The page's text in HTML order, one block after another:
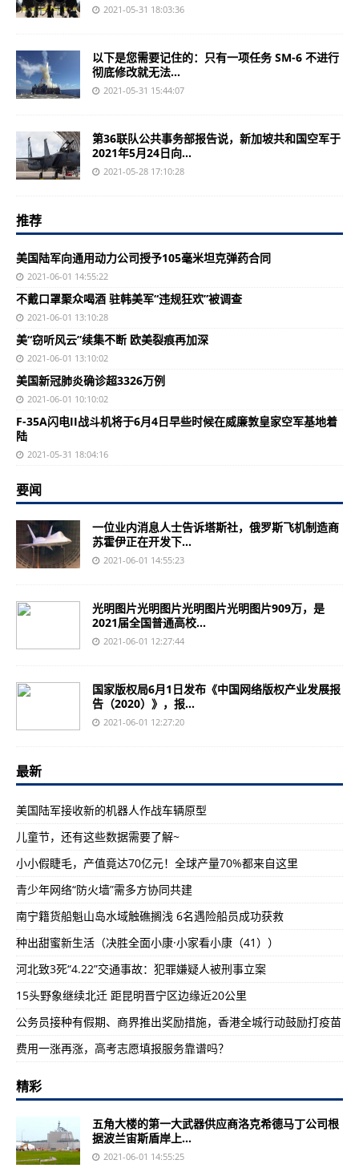
2021-05-31 18:03:36
以下是您需要记住的：只有一项任务 SM-6 不进行
彻底修改就无法...
2021-05-31 15:44:07
第36联队公共事务部报告说，新加坡共和国空军于
2021年5月24日向...
2021-05-28 17:10:28
推荐
美国陆军向通用动力公司授予105毫米坦克弹药合同
2021-06-01 14:55:22
不戴口罩聚众喝酒 驻韩美军“违规狂欢”被调查
2021-06-01 13:10:28
美“窃听风云”续集不断 欧美裂痕再加深
2021-06-01 13:10:02
美国新冠肺炎确诊超3326万例
2021-06-01 10:10:02
F-35A闪电II战斗机将于6月4日早些时候在威廉敦皇家空军基地着
陆
2021-05-31 18:04:16
要闻
一位业内消息人士告诉塔斯社，俄罗斯飞机制造商
苏霍伊正在开发下...
2021-06-01 14:55:23
光明图片光明图片光明图片光明图片909万，是
2021届全国普通高校...
2021-06-01 12:27:44
国家版权局6月1日发布《中国网络版权产业发展报
告（2020）》，报...
2021-06-01 12:27:20
最新
美国陆军接收新的机器人作战车辆原型
儿童节，还有这些数据需要了解~
小小假睫毛，产值竟达70亿元！全球产量70%都来自这里
青少年网络“防火墙”需多方协同共建
南宁籍货船魁山岛水域触礁搁浅 6名遇险船员成功获救
种出甜蜜新生活（决胜全面小康·小家看小康（41））
河北致3死“4.22”交通事故：犯罪嫌疑人被刑事立案
15头野象继续北迁 距昆明晋宁区边缘近20公里
公务员接种有假期、商界推出奖励措施，香港全城行动鼓励打疫苗
费用一涨再涨，高考志愿填报服务靠谱吗？
精彩
五角大楼的第一大武器供应商洛克希德马丁公司根
据波兰宙斯盾岸上...
2021-06-01 14:55:25